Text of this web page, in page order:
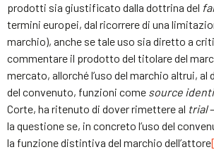
prodotti sia giustificato dalla dottrina del
termini europei, dal ricorrere di una
marchio), anche se tale uso sia diretto a
commentare il prodotto del titolare del
mercato, allorché l’uso del marchio altrui, al
del convenuto, funzioni come source
Corte, ha ritenuto di dover rimettere al trial
la questione se, in concreto l’uso del
la funzione distintiva del marchio dell’attore